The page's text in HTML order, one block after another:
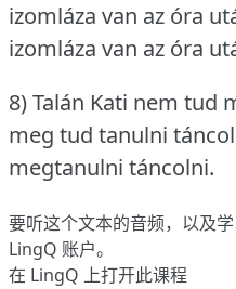
izomláza van az óra
izomláza van az óra
8) Talán Kati nem tud
meg tud tanulni
megtanulni táncolni.
要听这个文本的音频，以及
LingQ 账户。
在 LingQ 上打开此课程